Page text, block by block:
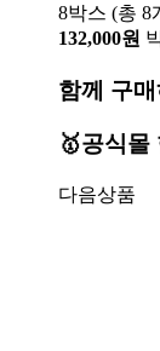
8박스 (총 8
132,000원
함께 구
🥇공식몰
다음상품